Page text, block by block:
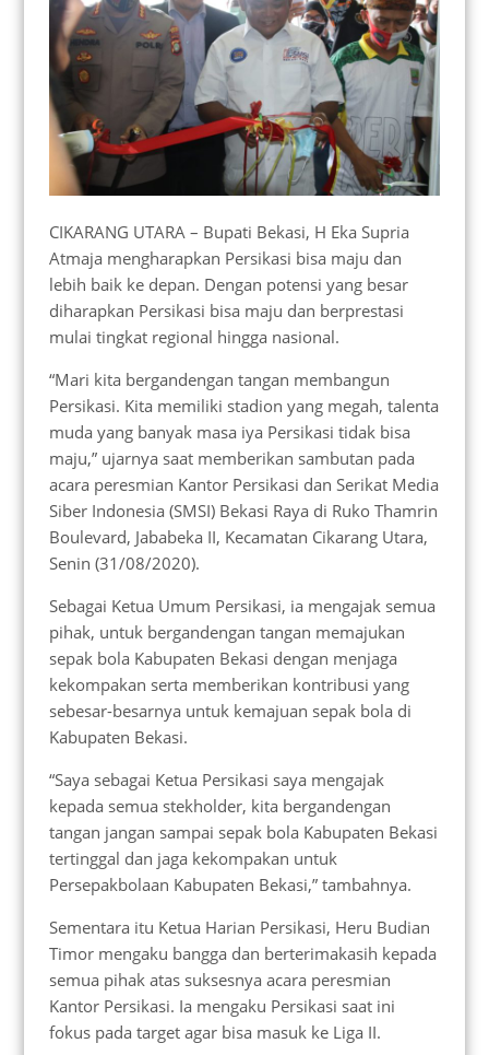
CIKARANG UTARA – Bupati Bekasi, H Eka Supria
Atmaja mengharapkan Persikasi bisa maju dan
lebih baik ke depan. Dengan potensi yang besar
diharapkan Persikasi bisa maju dan berprestasi
mulai tingkat regional hingga nasional.
“Mari kita bergandengan tangan membangun
Persikasi. Kita memiliki stadion yang megah, talenta
muda yang banyak masa iya Persikasi tidak bisa
maju,” ujarnya saat memberikan sambutan pada
acara peresmian Kantor Persikasi dan Serikat Media
Siber Indonesia (SMSI) Bekasi Raya di Ruko Thamrin
Boulevard, Jababeka II, Kecamatan Cikarang Utara,
Senin (31/08/2020).
Sebagai Ketua Umum Persikasi, ia mengajak semua
pihak, untuk bergandengan tangan memajukan
sepak bola Kabupaten Bekasi dengan menjaga
kekompakan serta memberikan kontribusi yang
sebesar-besarnya untuk kemajuan sepak bola di
Kabupaten Bekasi.
“Saya sebagai Ketua Persikasi saya mengajak
kepada semua stekholder, kita bergandengan
tangan jangan sampai sepak bola Kabupaten Bekasi
tertinggal dan jaga kekompakan untuk
Persepakbolaan Kabupaten Bekasi,” tambahnya.
Sementara itu Ketua Harian Persikasi, Heru Budian
Timor mengaku bangga dan berterimakasih kepada
semua pihak atas suksesnya acara peresmian
Kantor Persikasi. Ia mengaku Persikasi saat ini
fokus pada target agar bisa masuk ke Liga II.